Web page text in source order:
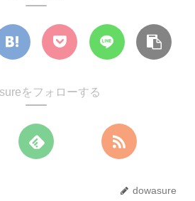
をフォローする
dowasure